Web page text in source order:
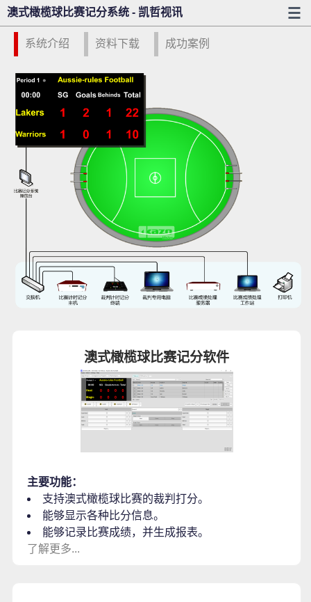
澳式橄榄球比赛记分系统 - 凯哲视讯
系统介绍 资料下载 成功案例
澳式橄榄球比赛记分软件
主要功能：
支持澳式橄榄球比赛的裁判打分。
能够显示各种比分信息。
能够记录比赛成绩，并生成报表。
了解更多...